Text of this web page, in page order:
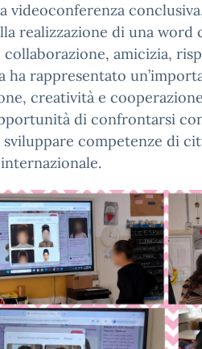
videoconferenza
realizzazione di una
amicizia,
ha rappresentato
creatività e
di confrontarsi
sviluppare competenze di